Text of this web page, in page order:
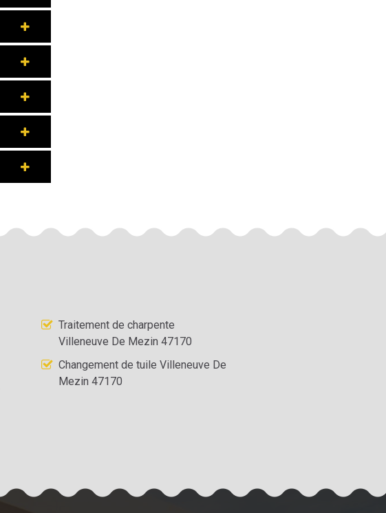
Traitement de charpente
Villeneuve De Mezin 47170
Changement de tuile Villeneuve De
Mezin 47170